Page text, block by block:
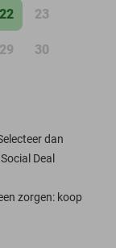
22 23
29 30
dan
Deal
zorgen: koop